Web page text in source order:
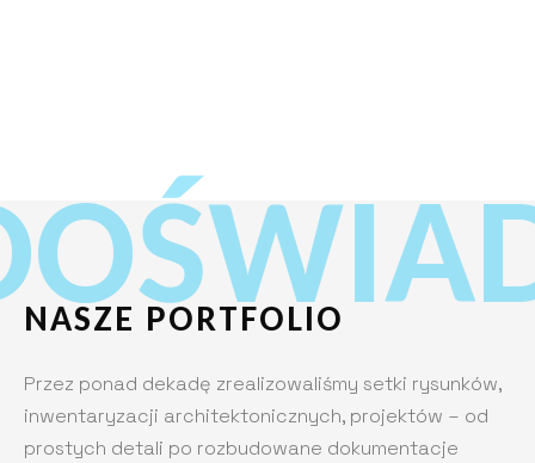
NASZE PORTFOLIO
Przez ponad dekadę zrealizowaliśmy setki rysunków,
inwentaryzacji architektonicznych, projektów – od
prostych detali po rozbudowane dokumentacje